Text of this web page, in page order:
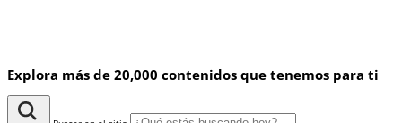
Explora más de 20,000 contenidos que tenemos para ti